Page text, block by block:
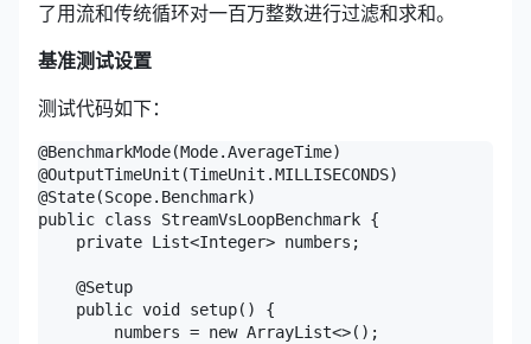
了用流和传统循环对一百万整数进行过滤和求和。
基准测试设置
测试代码如下：
@BenchmarkMode(Mode.AverageTime)
@OutputTimeUnit(TimeUnit.MILLISECONDS)
@State(Scope.Benchmark)
public class StreamVsLoopBenchmark {
    private List<Integer> numbers;
    @Setup
    public void setup() {
        numbers = new ArrayList<>();